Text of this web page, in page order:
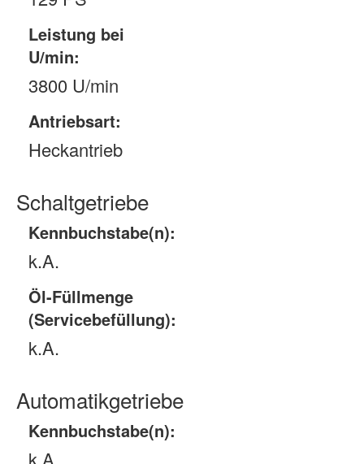
Leistung bei
U/min:
3800 U/min
Antriebsart:
Heckantrieb
Schaltgetriebe
Kennbuchstabe(n):
k.A.
Öl-Füllmenge
(Servicebefüllung):
k.A.
Automatikgetriebe
Kennbuchstabe(n):
k.A.